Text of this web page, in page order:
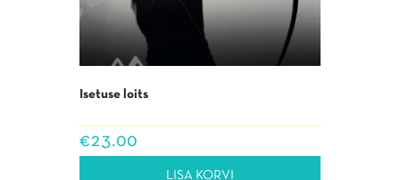
Isetuse loits
€23.00
LISA KORVI